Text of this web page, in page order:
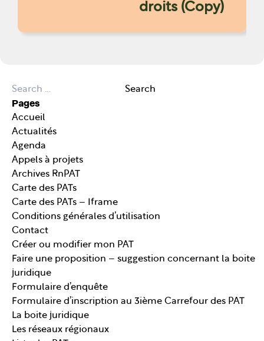
droits (Copy)
Search for: Search
Pages
Accueil
Actualités
Agenda
Appels à projets
Archives RnPAT
Carte des PATs
Carte des PATs – Iframe
Conditions générales d’utilisation
Contact
Créer ou modifier mon PAT
Faire une proposition – suggestion concernant la boite
juridique
Formulaire d’enquête
Formulaire d’inscription au 3ième Carrefour des PAT
La boite juridique
Les réseaux régionaux